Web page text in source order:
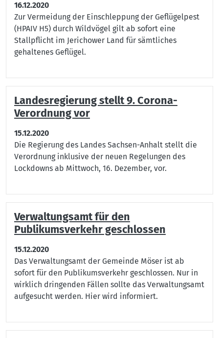
16.12.2020
Zur Vermeidung der Einschleppung der Geflügelpest
(HPAIV H5) durch Wildvögel gilt ab sofort eine
Stallpflicht im Jerichower Land für sämtliches
gehaltenes Geflügel.
Landesregierung stellt 9. Corona-
Verordnung vor
15.12.2020
Die Regierung des Landes Sachsen-Anhalt stellt die
Verordnung inklusive der neuen Regelungen des
Lockdowns ab Mittwoch, 16. Dezember, vor.
Verwaltungsamt für den
Publikumsverkehr geschlossen
15.12.2020
Das Verwaltungsamt der Gemeinde Möser ist ab
sofort für den Publikumsverkehr geschlossen. Nur in
wirklich dringenden Fällen sollte das Verwaltungsamt
aufgesucht werden. Hier wird informiert.